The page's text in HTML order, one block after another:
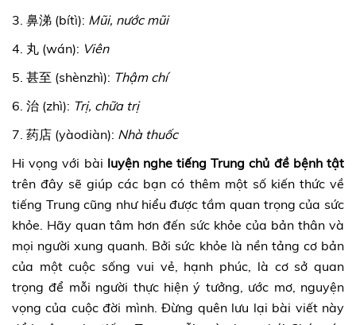
3. 鼻涕 (bítì): Mũi, nước mũi
4. 丸 (wán): Viên
5. 甚至 (shènzhì): Thậm chí
6. 治 (zhì): Trị, chữa trị
7. 药店 (yàodiàn): Nhà thuốc
Hi vọng với bài luyện nghe tiếng Trung chủ đề bệnh tật
trên đây sẽ giúp các bạn có thêm một số kiến thức về
tiếng Trung cũng như hiểu được tầm quan trọng của sức
khỏe. Hãy quan tâm hơn đến sức khỏe của bản thân và
mọi người xung quanh. Bởi sức khỏe là nền tảng cơ bản
của một cuộc sống vui vẻ, hạnh phúc, là cơ sở quan
trọng để mỗi người thực hiện ý tưởng, ước mơ, nguyện
vọng của cuộc đời mình. Đừng quên lưu lại bài viết này